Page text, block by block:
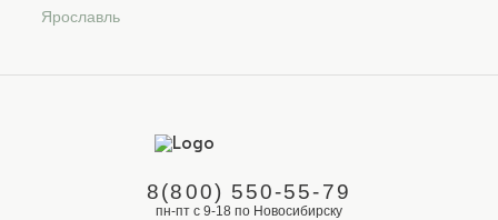
Ярославль
8(800) 550-55-79
пн-пт с 9-18 по Новосибирску